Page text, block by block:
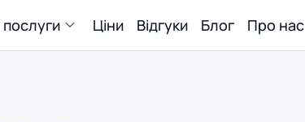
Ціни Відгуки Блог Про нас